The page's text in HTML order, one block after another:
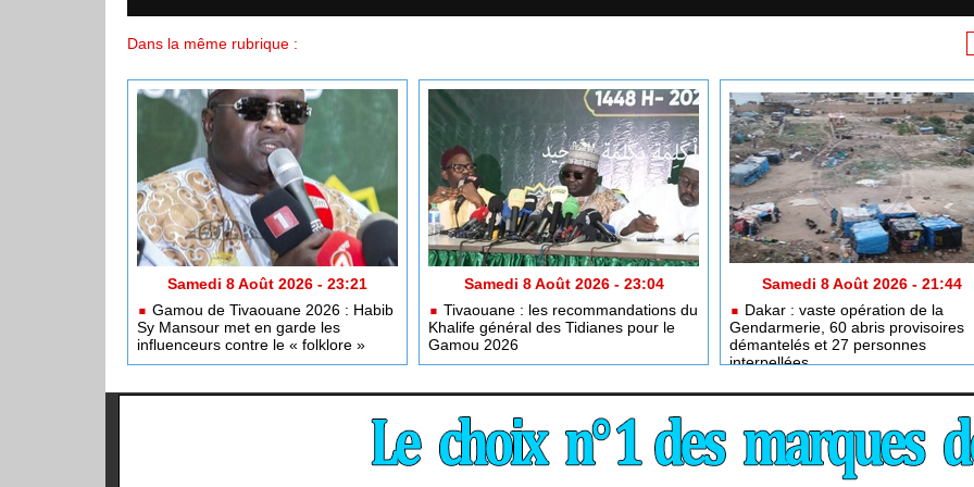
Dans la même rubrique :
Samedi 8 Août 2026 - 23:21
Gamou de Tivaouane 2026 : Habib
Sy Mansour met en garde les
influenceurs contre le « folklore »
Samedi 8 Août 2026 - 23:04
Tivaouane : les recommandations du
Khalife général des Tidianes pour le
Gamou 2026
Samedi 8 Août 2026 - 21:44
Dakar : vaste opération de la
Gendarmerie, 60 abris provisoires
démantelés et 27 personnes
interpellées